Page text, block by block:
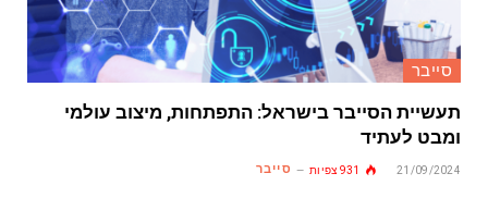
סייבר
תעשיית הסייבר בישראל: התפתחות, מיצוב עולמי
ומבט לעתיד
21/09/2024
931 צפיות סייבר